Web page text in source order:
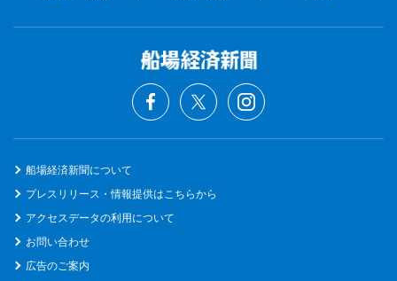
船場経済新聞について
プレスリリース・情報提供はこちらから
アクセスデータの利用について
お問い合わせ
広告のご案内